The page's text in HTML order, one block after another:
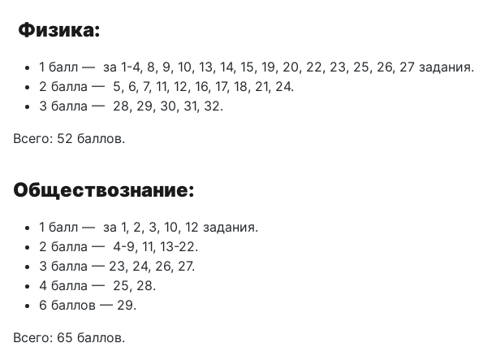
Физика:
1 балл — за 1-4, 8, 9, 10, 13, 14, 15, 19, 20, 22, 23, 25, 26, 27 задания.
2 балла — 5, 6, 7, 11, 12, 16, 17, 18, 21, 24.
З балла — 28, 29, 30, 31, 32.
Всего: 52 баллов.
Обществознание:
1 балл — за 1, 2, 3, 10, 12 задания.
2 балла — 4-9, 11, 13-22.
З балла — 23, 24, 26, 27.
4 балла — 25, 28.
6 баллов — 29.
Всего: 65 баллов.